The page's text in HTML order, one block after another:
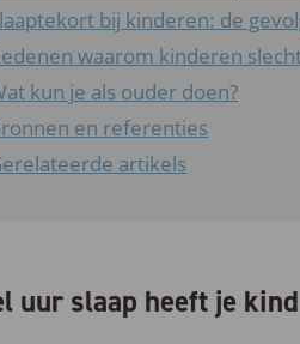
bij kinderen: de
waarom kinderen
kun je als ouder doen?
en referenties
artikels
uur slaap heeft je